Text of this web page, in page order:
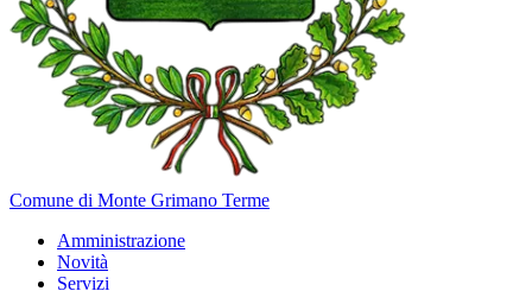
Comune di Monte Grimano Terme
Amministrazione
Novità
Servizi